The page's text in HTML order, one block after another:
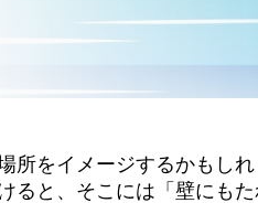
所をイメージするかもし
ると、そこには「壁にも